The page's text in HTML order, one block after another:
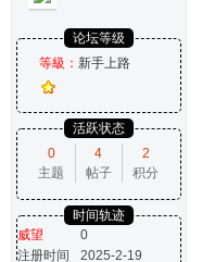
论坛等级
等級： 新手上路
活跃状态
0
主题
4
帖子
2
积分
时间轨迹
威望
0
注册时间
2025-2-19